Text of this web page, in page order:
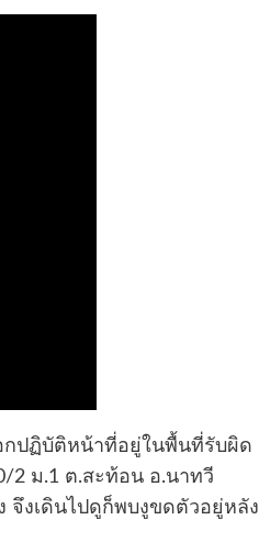
กปฏิบัติหน้าที่อยู่ในพื้นที่รับผิด
2 ม.1 ต.สะท้อน อ.นาทวี
จึงเดินไปดูก็พบงูขดตัวอยู่หลัง